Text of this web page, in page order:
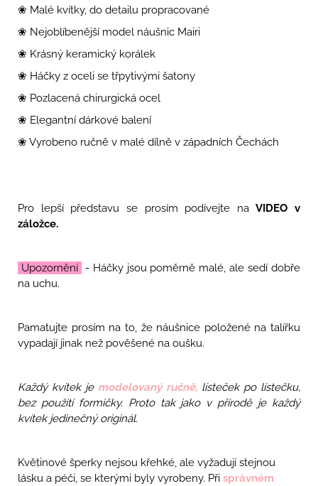
❀ Malé kvítky, do detailu propracované
❀ Nejoblíbenější model náušnic Mairi
❀ Krásný keramický korálek
❀ Háčky z oceli se třpytivými šatony
❀ Pozlacená chirurgická ocel
❀ Elegantní dárkové balení
❀ Vyrobeno ručně v malé dílně v západních Čechách
Pro lepší představu se prosím podívejte naVIDEO v
záložce.
Upozornění
- Háčky jsou poměrně malé, ale sedí dobře
na uchu.
Pamatujte prosím na to, že náušnice položené na talířku
vypadají jinak než pověšené na oušku.
Každý kvítek je modelovaný ručně, lísteček po lístečku,
bez použití formičky. Proto tak jako v přírodě je každý
kvítek jedinečný originál.
Květinové šperky nejsou křehké, ale vyžadují stejnou
lásku a péči, se kterými byly vyrobeny. Při správném